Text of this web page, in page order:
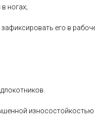
ногах;
его в